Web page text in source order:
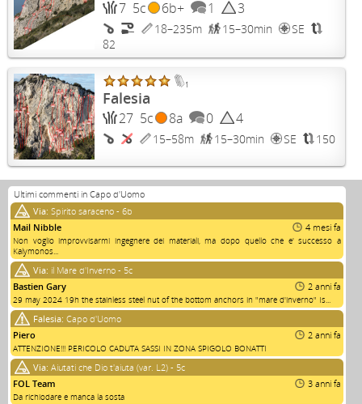
7 5c 6b+ 1 3
18–235m 15–30min
SE
82
1
Falesia
27 5c 8a 0 4
15–58m 15–30min SE 150
Ultimi commenti in Capo d'Uomo
Via: Spirito saraceno - 6b
Mail Nibble
4 mesi fa
Non voglio improvvisarmi ingegnere dei materiali, ma dopo quello che e' successo a
Kalymonos...
Via: il Mare d'Inverno - 5c
Bastien Gary
2 anni fa
29 may 2024 19h the stainless steel nut of the bottom anchors in "mare d'inverno" Is...
Falesia: Capo d'Uomo
Piero
2 anni fa
ATTENZIONE!!! PERICOLO CADUTA SASSI IN ZONA SPIGOLO BONATTI
Via: Aiutati che Dio t'aiuta (var. L2) - 5c
FOL Team
3 anni fa
Da richiodare e manca la sosta